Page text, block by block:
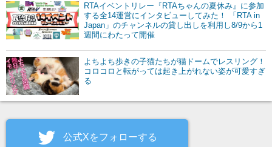
RTAイベントリレー『RTAちゃんの夏休み』に参加
する全14運営にインタビューしてみた！ 「RTA in
Japan」のチャンネルの貸し出しを利用し8/9から1
週間にわたって開催
よちよち歩きの子猫たちが猫ドームでレスリング！
コロコロと転がっては起き上がれない姿が可愛すぎ
る
公式Xをフォローする